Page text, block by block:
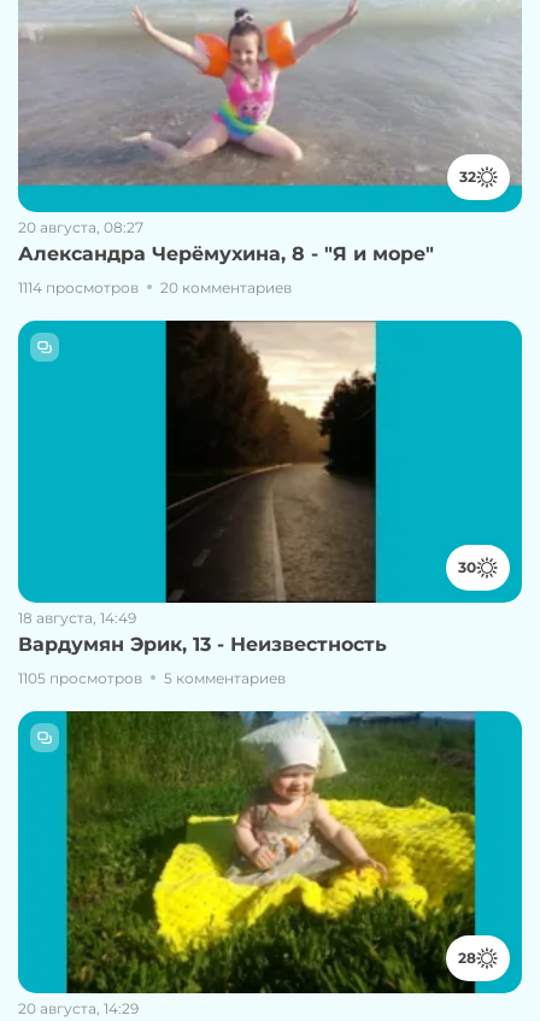
32
20 августа, 08:27
Александра Черёмухина, 8 - "Я и море"
1114 просмотров 20 комментариев
30
18 августа, 14:49
Вардумян Эрик, 13 - Неизвестность
1105 просмотров 5 комментариев
28
20 августа, 14:29